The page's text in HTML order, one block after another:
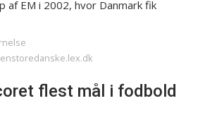
af EM i 2002, hvor Danmark fik
flest mål i fodbold